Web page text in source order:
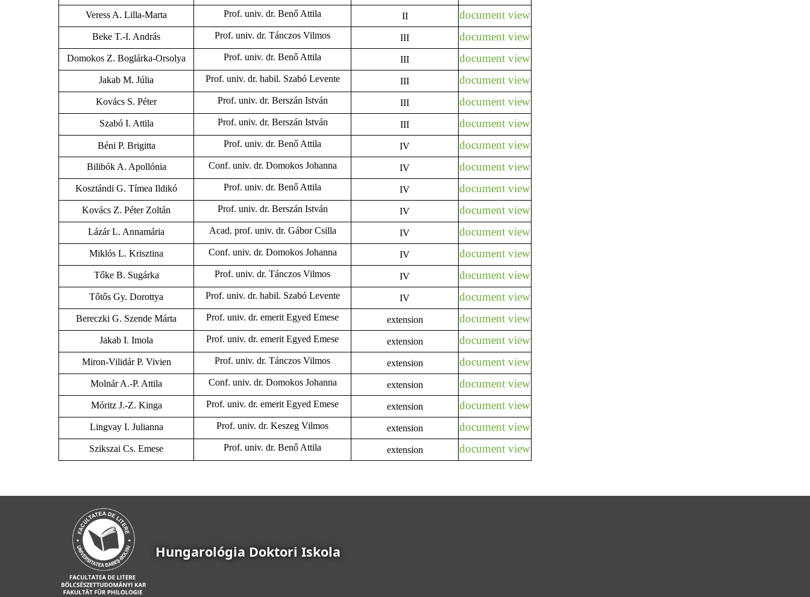
Veress A. Lilla-Marta Prof. univ. dr. Benő Attila II document view
Beke T.-I. András Prof. univ. dr. Tánczos Vilmos III document view
Domokos Z. Boglárka-Orsolya Prof. univ. dr. Benő Attila III document view
Jakab M. Júlia Prof. univ. dr. habil. Szabó Levente III document view
Kovács S. Péter Prof. univ. dr. Berszán István III document view
Szabó I. Attila Prof. univ. dr. Berszán István III document view
Béni P. Brigitta Prof. univ. dr. Benő Attila IV document view
Bilibók A. Apollónia Conf. univ. dr. Domokos Johanna IV document view
Kosztándi G. Tímea Ildikó Prof. univ. dr. Benő Attila IV document view
Kovács Z. Péter Zoltán Prof. univ. dr. Berszán István IV document view
Lázár L. Annamária Acad. prof. univ. dr. Gábor Csilla IV document view
Miklós L. Krisztina Conf. univ. dr. Domokos Johanna IV document view
Tőke B. Sugárka Prof. univ. dr. Tánczos Vilmos IV document view
Tőtős Gy. Dorottya Prof. univ. dr. habil. Szabó Levente IV document view
Bereczki G. Szende Márta Prof. univ. dr. emerit Egyed Emese extension document view
Jakab I. Imola Prof. univ. dr. emerit Egyed Emese extension document view
Miron-Vilidár P. Vivien Prof. univ. dr. Tánczos Vilmos extension document view
Molnár A.-P. Attila Conf. univ. dr. Domokos Johanna extension document view
Móritz J.-Z. Kinga Prof. univ. dr. emerit Egyed Emese extension document view
Lingvay I. Julianna Prof. univ. dr. Keszeg Vilmos extension document view
Szikszai Cs. Emese Prof. univ. dr. Benő Attila extension document view
Hungarológia Doktori Iskola